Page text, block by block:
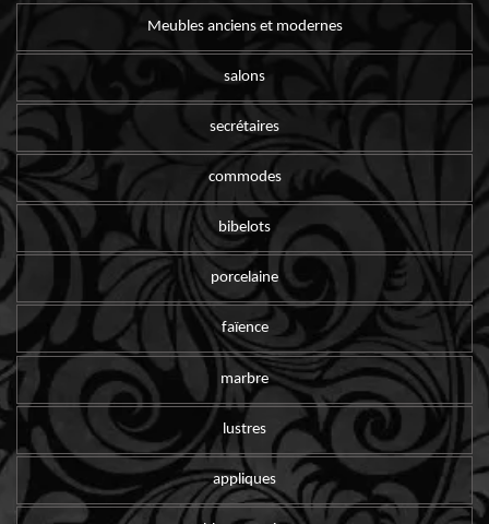
Meubles anciens et modernes
salons
secrétaires
commodes
bibelots
porcelaine
faïence
marbre
lustres
appliques